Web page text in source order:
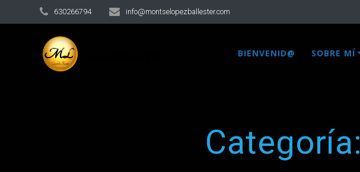
630266794 info@montselopezballester.com
BIENVENID@ SOBRE MÍ
Categoría: